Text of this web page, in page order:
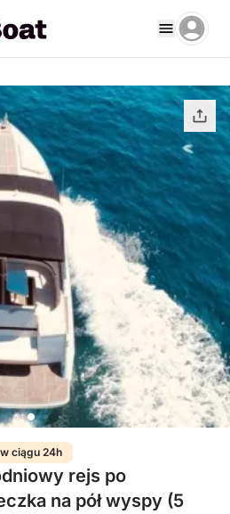
ciągu 24h
rejs po
na pół wyspy (5